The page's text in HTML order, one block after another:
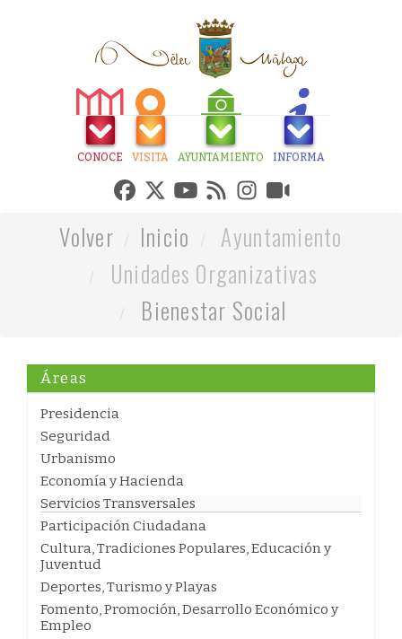
CONOCE VISITA AYUNTAMIENTO INFORMA
Volver Inicio
Ayuntamiento
Unidades Organizativas
Bienestar Social
Áreas
Presidencia
Seguridad
Urbanismo
Economía y Hacienda
Servicios Transversales
Participación Ciudadana
Cultura, Tradiciones Populares, Educación y
Juventud
Deportes, Turismo y Playas
Fomento, Promoción, Desarrollo Económico y
Empleo